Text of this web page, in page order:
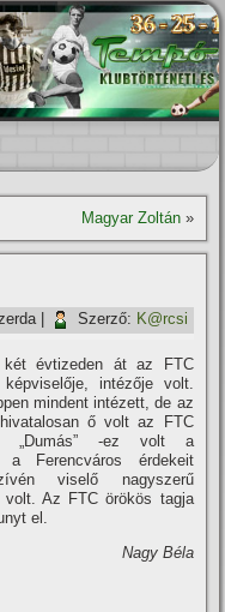
Magyar Zoltán»
| Szerző: K@rcsi
két évtizeden át az FTC
képviselője, intézője volt.
mindent intézett, de az
hivatalosan ő volt az FTC
„Dumás” -ez volt a
a Ferencváros érdekeit
viselő nagyszerű
volt. Az FTC örökös tagja
el.
Nagy Béla